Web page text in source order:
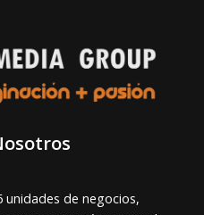
unidades de negocios,